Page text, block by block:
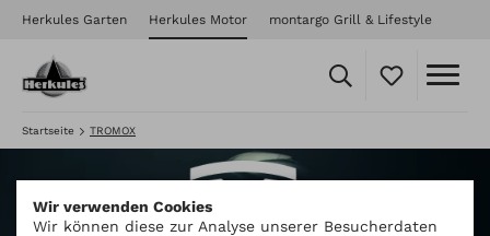
Herkules Garten Herkules Motor montargo Grill & Lifestyle
Startseite TROMOX
Wir verwenden Cookies
Wir können diese zur Analyse unserer Besucherdaten